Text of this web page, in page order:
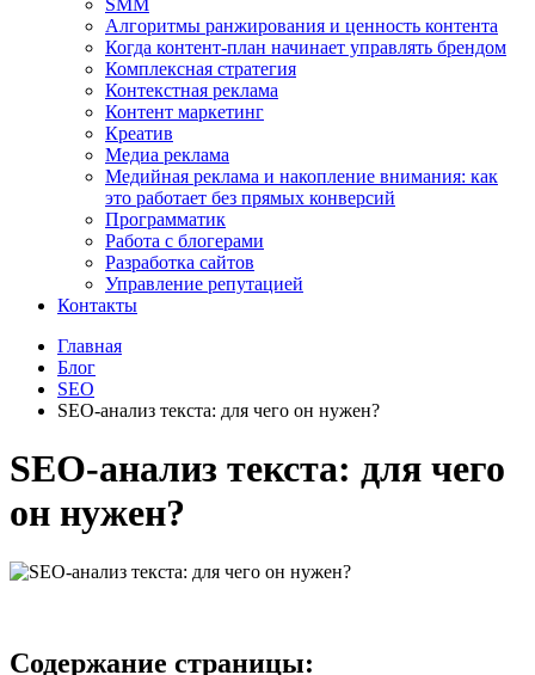
SMM
Алгоритмы ранжирования и ценность контента
Когда контент-план начинает управлять брендом
Комплексная стратегия
Контекстная реклама
Контент маркетинг
Креатив
Медиа реклама
Медийная реклама и накопление внимания: как
это работает без прямых конверсий
Программатик
Работа с блогерами
Разработка сайтов
Управление репутацией
Контакты
Главная
Блог
SEO
SEO-анализ текста: для чего он нужен?
SEO-анализ текста: для чего
он нужен?
Содержание страницы: